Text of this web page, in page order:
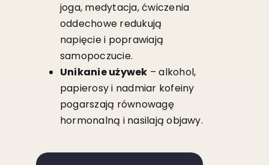
joga, medytacja, ćwiczenia
oddechowe redukują
napięcie i poprawiają
samopoczucie.
Unikanie używek – alkohol,
papierosy i nadmiar kofeiny
pogarszają równowagę
hormonalną i nasilają objawy.